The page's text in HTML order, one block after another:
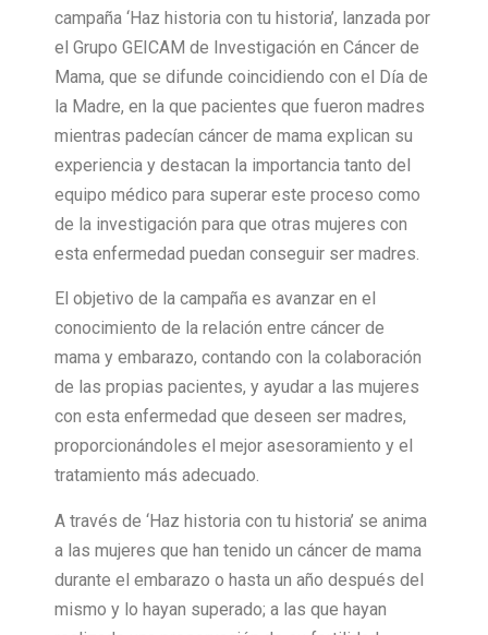
campaña ‘Haz historia con tu historia’, lanzada por
el Grupo GEICAM de Investigación en Cáncer de
Mama, que se difunde coincidiendo con el Día de
la Madre, en la que pacientes que fueron madres
mientras padecían cáncer de mama explican su
experiencia y destacan la importancia tanto del
equipo médico para superar este proceso como
de la investigación para que otras mujeres con
esta enfermedad puedan conseguir ser madres.
El objetivo de la campaña es avanzar en el
conocimiento de la relación entre cáncer de
mama y embarazo, contando con la colaboración
de las propias pacientes, y ayudar a las mujeres
con esta enfermedad que deseen ser madres,
proporcionándoles el mejor asesoramiento y el
tratamiento más adecuado.
A través de ‘Haz historia con tu historia’ se anima
a las mujeres que han tenido un cáncer de mama
durante el embarazo o hasta un año después del
mismo y lo hayan superado; a las que hayan